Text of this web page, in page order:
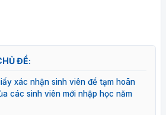
ĐỀ:
xác nhận sinh viên để tạm hoãn
các sinh viên mới nhập học năm